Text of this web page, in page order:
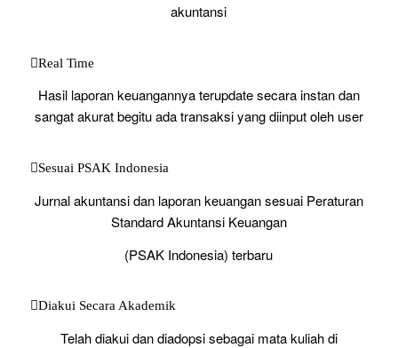
akuntansi
Real Time
Hasil laporan keuangannya terupdate secara instan dan
sangat akurat begitu ada transaksi yang diinput oleh user
Sesuai PSAK Indonesia
Jurnal akuntansi dan laporan keuangan sesuai Peraturan
Standard Akuntansi Keuangan
(PSAK Indonesia) terbaru
Diakui Secara Akademik
Telah diakui dan diadopsi sebagai mata kuliah di